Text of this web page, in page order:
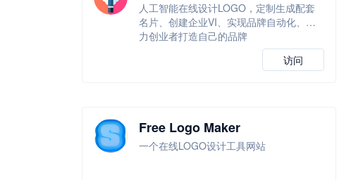
人工智能在线设计LOGO，定制生成配套
名片、创建企业VI、实现品牌自动化、助
力创业者打造自己的品牌
访问
Free Logo Maker
一个在线LOGO设计工具网站